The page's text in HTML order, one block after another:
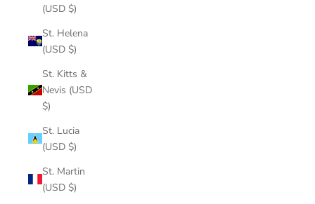
(USD $)
St. Helena
(USD $)
St. Kitts &
Nevis (USD
$)
St. Lucia
(USD $)
St. Martin
(USD $)